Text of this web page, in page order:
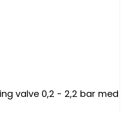
valve 0,2 - 2,2 bar med